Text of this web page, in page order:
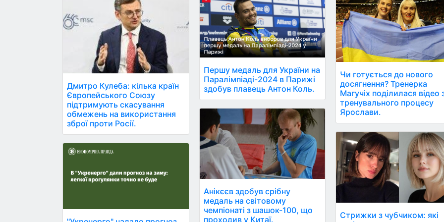
Дмитро Кулеба: кілька країн
Європейського Союзу
підтримують скасування
обмежень на використання
зброї проти Росії.
Першу медаль для України на
Паралімпіаді-2024 в Парижі
здобув плавець Антон Коль.
Анікєєв здобув срібну
медаль на світовому
чемпіонаті з шашок-100, що
проходив у Китаї.
Чи готується до нового
досягнення? Тренерка
Магучіх поділилася відео
тренувального процесу
Ярослави.
Стрижки з чубчиком: які